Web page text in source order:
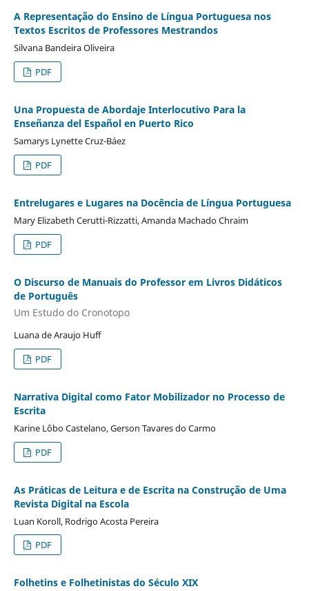
A Representação do Ensino de Língua Portuguesa nos
Textos Escritos de Professores Mestrandos
Silvana Bandeira Oliveira
PDF
Una Propuesta de Abordaje Interlocutivo Para la
Enseñanza del Español en Puerto Rico
Samarys Lynette Cruz-Báez
PDF
Entrelugares e Lugares na Docência de Língua Portuguesa
Mary Elizabeth Cerutti-Rizzatti, Amanda Machado Chraim
PDF
O Discurso de Manuais do Professor em Livros Didáticos
de Português
Um Estudo do Cronotopo
Luana de Araujo Huff
PDF
Narrativa Digital como Fator Mobilizador no Processo de
Escrita
Karine Lôbo Castelano, Gerson Tavares do Carmo
PDF
As Práticas de Leitura e de Escrita na Construção de Uma
Revista Digital na Escola
Luan Koroll, Rodrigo Acosta Pereira
PDF
Folhetins e Folhetinistas do Século XIX